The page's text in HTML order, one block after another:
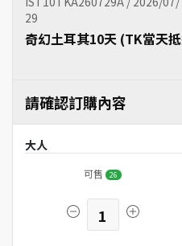
29
奇幻土耳其10天 (TK當天
請確認訂購內容
大人
可售 26
1